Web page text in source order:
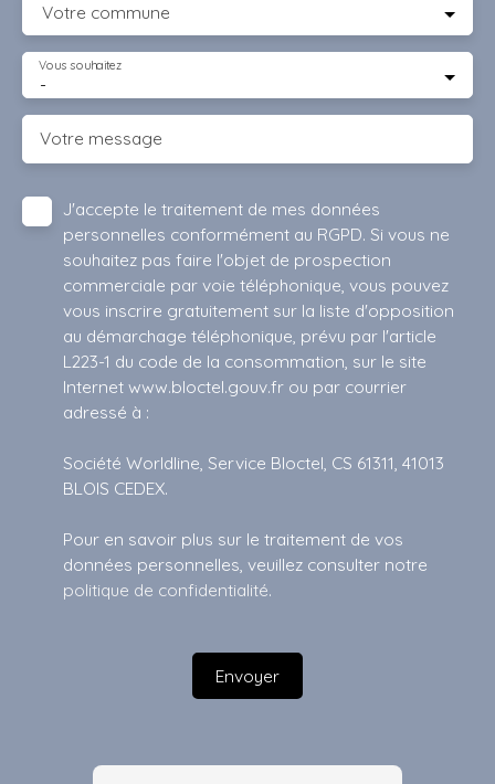
Votre commune
-
Vous souhaitez
Votre message
J'accepte le traitement de mes données
personnelles conformément au RGPD. Si vous ne
souhaitez pas faire l'objet de prospection
commerciale par voie téléphonique, vous pouvez
vous inscrire gratuitement sur la liste d'opposition
au démarchage téléphonique, prévu par l'article
L223-1 du code de la consommation, sur le site
Internet www.bloctel.gouv.fr ou par courrier
adressé à :
Société Worldline, Service Bloctel, CS 61311, 41013
BLOIS CEDEX.
Pour en savoir plus sur le traitement de vos
données personnelles, veuillez consulter notre
politique de confidentialité.
Envoyer